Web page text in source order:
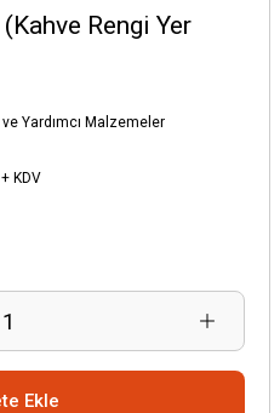
Rengi Yer
Yardımcı Malzemeler
KDV
Ekle